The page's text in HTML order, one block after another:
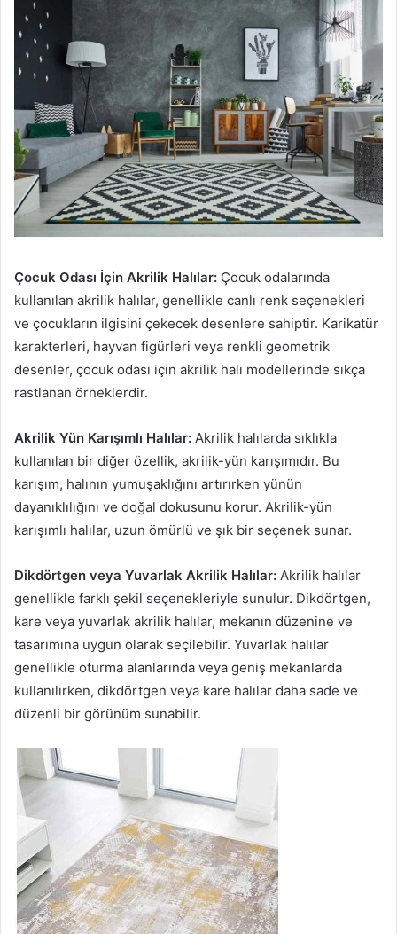
Çocuk Odası İçin Akrilik Halılar: Çocuk odalarında
kullanılan akrilik halılar, genellikle canlı renk seçenekleri
ve çocukların ilgisini çekecek desenlere sahiptir. Karikatür
karakterleri, hayvan figürleri veya renkli geometrik
desenler, çocuk odası için akrilik halı modellerinde sıkça
rastlanan örneklerdir.
Akrilik Yün Karışımlı Halılar: Akrilik halılarda sıklıkla
kullanılan bir diğer özellik, akrilik-yün karışımıdır. Bu
karışım, halının yumuşaklığını artırırken yünün
dayanıklılığını ve doğal dokusunu korur. Akrilik-yün
karışımlı halılar, uzun ömürlü ve şık bir seçenek sunar.
Dikdörtgen veya Yuvarlak Akrilik Halılar: Akrilik halılar
genellikle farklı şekil seçenekleriyle sunulur. Dikdörtgen,
kare veya yuvarlak akrilik halılar, mekanın düzenine ve
tasarımına uygun olarak seçilebilir. Yuvarlak halılar
genellikle oturma alanlarında veya geniş mekanlarda
kullanılırken, dikdörtgen veya kare halılar daha sade ve
düzenli bir görünüm sunabilir.